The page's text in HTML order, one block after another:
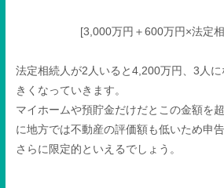
[3,000万円＋600万円×法定
法定相続人が2 人いると4,200万円、 3 人
きくなっていきます。
マイホームや預貯金だけだとこの金額を
に地方では不動産の評価額も低いため申
さらに限定的といえるでしょう。